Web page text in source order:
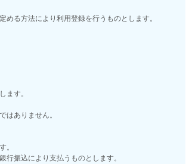
る方法により利用登録を行うものとします。
ます。
はありません。
。
振込により支払うものとします。